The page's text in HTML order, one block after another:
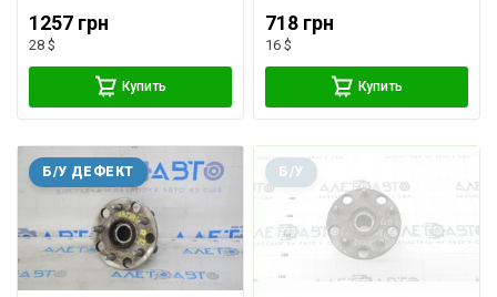
1257 грн
28 $
Купить
718 грн
16 $
Купить
Б/У ДЕФЕКТ Б/У